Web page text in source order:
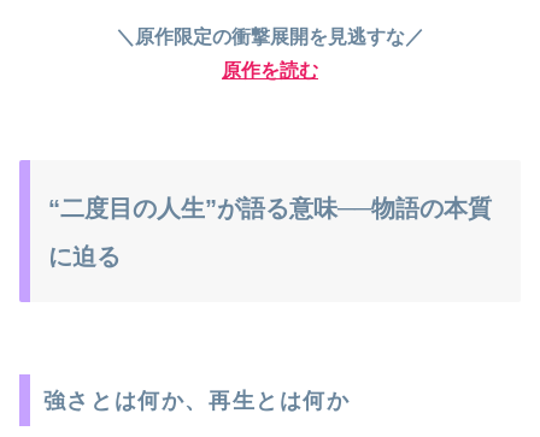
＼原作限定の衝撃展開を見逃すな／
原作を読む
“二度目の人生”が語る意味──物語の本質
に迫る
強さとは何か、再生とは何か